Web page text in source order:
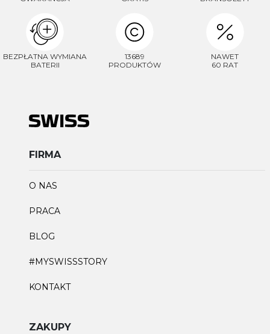
BEZPŁATNA WYMIANA
BATERII
13689
PRODUKTÓW
NAWET
60 RAT
FIRMA
O NAS
PRACA
BLOG
#MYSWISSSTORY
KONTAKT
ZAKUPY